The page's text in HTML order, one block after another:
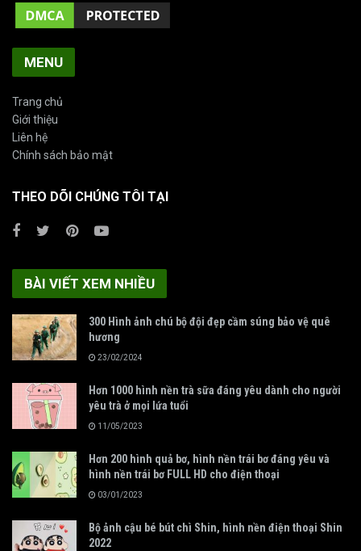
MENU
Trang chủ
Giới thiệu
Liên hệ
Chính sách bảo mật
THEO DÕI CHÚNG TÔI TẠI
BÀI VIẾT XEM NHIỀU
300 Hình ảnh chú bộ đội đẹp cầm súng bảo vệ quê
hương
23/02/2024
Hơn 1000 hình nền trà sữa đáng yêu dành cho người
yêu trà ở mọi lứa tuổi
11/05/2023
Hơn 200 hình quả bơ, hình nền trái bơ đáng yêu và
hình nền trái bơ FULL HD cho điện thoại
03/01/2023
Bộ ảnh cậu bé bút chì Shin, hình nền điện thoại Shin
2022